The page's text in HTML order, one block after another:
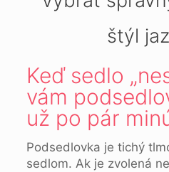
štýl
Keď sedlo
vám
už po pár
Podsedlovka je tichý
sedlom. Ak je zvolená